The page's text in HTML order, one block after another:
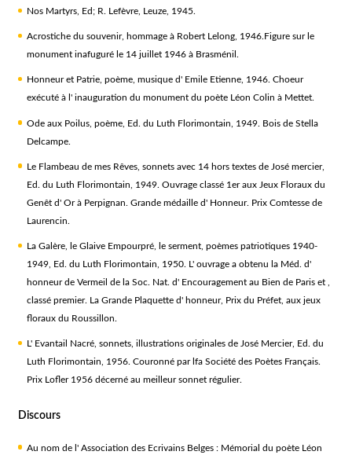
Nos Martyrs, Ed; R. Lefèvre, Leuze, 1945.
Acrostiche du souvenir, hommage à Robert Lelong, 1946.Figure sur le
monument inafuguré le 14 juillet 1946 à Brasménil.
Honneur et Patrie, poème, musique d' Emile Etienne, 1946. Choeur
exécuté à l' inauguration du monument du poète Léon Colin à Mettet.
Ode aux Poilus, poème, Ed. du Luth Florimontain, 1949. Bois de Stella
Delcampe.
Le Flambeau de mes Rêves, sonnets avec 14 hors textes de José mercier,
Ed. du Luth Florimontain, 1949. Ouvrage classé 1er aux Jeux Floraux du
Genêt d' Or à Perpignan. Grande médaille d' Honneur. Prix Comtesse de
Laurencin.
La Galère, le Glaive Empourpré, le serment, poèmes patriotiques 1940-
1949, Ed. du Luth Florimontain, 1950. L' ouvrage a obtenu la Méd. d'
honneur de Vermeil de la Soc. Nat. d' Encouragement au Bien de Paris et ,
classé premier. La Grande Plaquette d' honneur, Prix du Préfet, aux jeux
floraux du Roussillon.
L' Evantail Nacré, sonnets, illustrations originales de José Mercier, Ed. du
Luth Florimontain, 1956. Couronné par lfa Société des Poètes Français.
Prix Lofler 1956 décerné au meilleur sonnet régulier.
Discours
Au nom de l' Association des Ecrivains Belges : Mémorial du poète Léon